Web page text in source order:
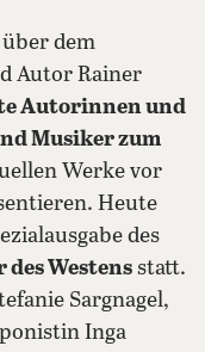
über dem
Autor Rainer
Autorinnen und
Musiker zum
Werke vor
Heute
des
Westens statt.
Sargnagel,
Inga